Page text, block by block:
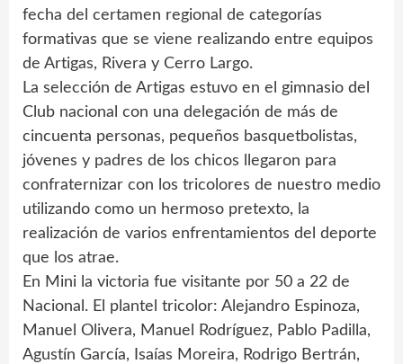
fecha del certamen regional de categorías
formativas que se viene realizando entre equipos
de Artigas, Rivera y Cerro Largo.
La selección de Artigas estuvo en el gimnasio del
Club nacional con una delegación de más de
cincuenta personas, pequeños basquetbolistas,
jóvenes y padres de los chicos llegaron para
confraternizar con los tricolores de nuestro medio
utilizando como un hermoso pretexto, la
realización de varios enfrentamientos del deporte
que los atrae.
En Mini la victoria fue visitante por 50 a 22 de
Nacional. El plantel tricolor: Alejandro Espinoza,
Manuel Olivera, Manuel Rodríguez, Pablo Padilla,
Agustín García, Isaías Moreira, Rodrigo Bertrán,